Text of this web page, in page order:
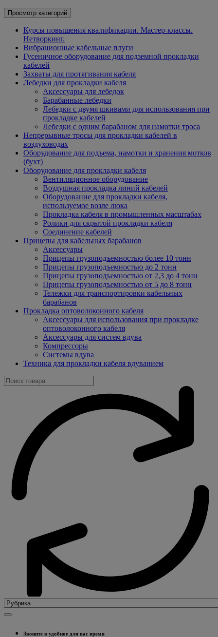
Просмотр категорий
Курсы повышения квалификации. Мастер-классы.
Нетворкинг.
Вибрационные кабельные плуги
Гусеничное оборудование для подземной прокладки
кабелей
Захваты для протягивания кабеля
Лебедки для прокладки кабеля
Аксессуары для лебедок
Барабанные лебедки
Лебедки с двумя шкивами для использования при
прокладке кабелей
Лебедки с одним барабаном для намотки троса
Непрерывные тросы для прокладки кабелей в
воздуховодах
Оборудование для подъема, намотки и хранения мотков
(бухт)
Оборудование для прокладки кабеля
Вентиляционное оборудование
Воздушная прокладка линий кабелей
Оборудование для прокладки кабеля,
используемое возле люка
Прокладка кабеля в промышленных масштабах
Ролики для скрытой прокладки кабеля
Соединение кабелей
Прицепы для кабельных барабанов
Аксессуары
Прицепы грузоподъемностью более 10 тонн
Прицепы грузоподъемностью до 2 тонн
Прицепы грузоподъемностью от 2,3 до 4 тонн
Прицепы грузоподъемностью от 5 до 8 тонн
Тележки для транспортировки кабельных
барабанов
Прокладка оптоволоконного кабеля
Аксессуары для использования при прокладке
оптоволоконного кабеля
Аксессуары для систем вдува
Компрессоры
Системы вдува
Техника для прокладки кабеля вдуванием
Звоните в удобное для вас время